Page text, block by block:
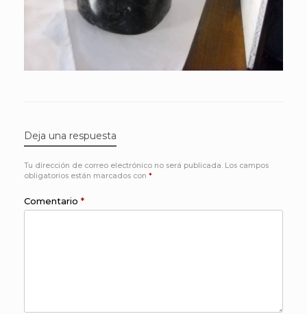
Deja una respuesta
Tu dirección de correo electrónico no será publicada. Los campos
obligatorios están marcados con *
Comentario *